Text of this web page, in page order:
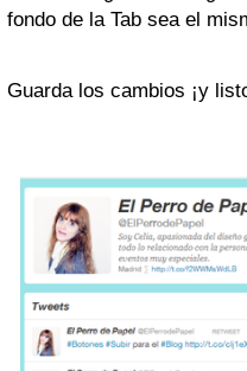
fondo de la Tab sea el
Guarda los cambios ¡y